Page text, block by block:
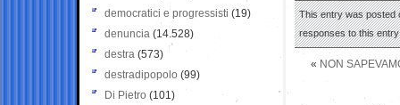
This entry was posted
responses to this
« NON
democratici e progressisti (19)
denuncia (14.528)
destra (573)
destradipopolo (99)
Di Pietro (101)